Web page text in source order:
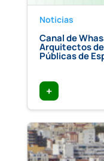
Noticias
Canal de
Arquitectos
Públicas de
+